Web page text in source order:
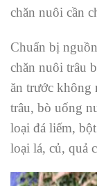
chăn nuôi cần
Chuẩn bị
chăn nuôi trâu
ăn trước không
trâu, bò uống
loại đá liếm,
loại lá, củ, quả